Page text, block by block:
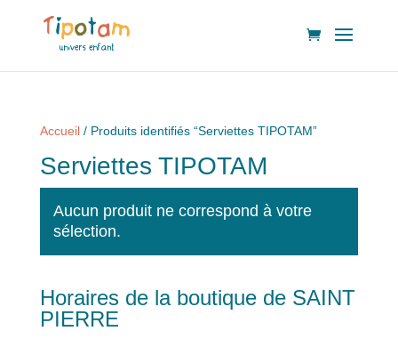
Accueil/ Produits identifiés “Serviettes TIPOTAM”
Serviettes TIPOTAM
Aucun produit ne correspond à votre
sélection.
Horaires de la boutique de SAINT
PIERRE